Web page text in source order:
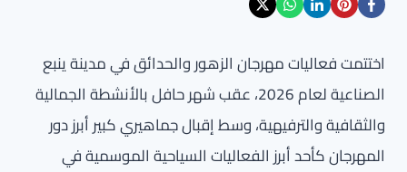
اختتمت فعاليات مهرجان الزهور والحدائق في مدينة ينبع
الصناعية لعام 2026، عقب شهر حافل بالأنشطة الجمالية
والثقافية والترفيهية، وسط إقبال جماهيري كبير أبرز دور
المهرجان كأحد أبرز الفعاليات السياحية الموسمية في